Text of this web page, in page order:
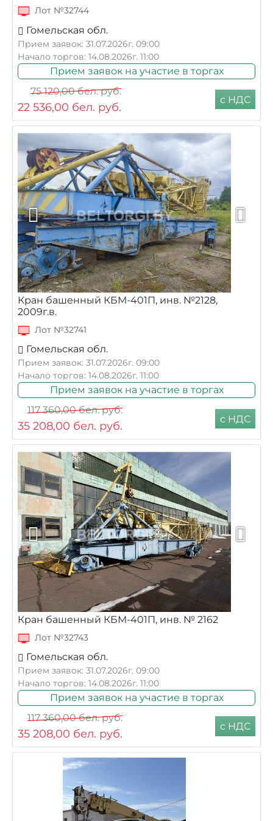
Лот №32744
Гомельская обл.
Прием заявок: 31.07.2026г. 09:00
Начало торгов: 14.08.2026г. 11:00
Прием заявок на участие в торгах
75 120,00бел. руб.
22 536,00 бел. руб.
с НДС
Кран башенный КБМ-401П, инв. №2128,
2009г.в.
Лот №32741
Гомельская обл.
Прием заявок: 31.07.2026г. 09:00
Начало торгов: 14.08.2026г. 11:00
Прием заявок на участие в торгах
117 360,00бел. руб.
35 208,00 бел. руб.
с НДС
Кран башенный КБМ-401П, инв. № 2162
Лот №32743
Гомельская обл.
Прием заявок: 31.07.2026г. 09:00
Начало торгов: 14.08.2026г. 11:00
Прием заявок на участие в торгах
117 360,00бел. руб.
35 208,00 бел. руб.
с НДС